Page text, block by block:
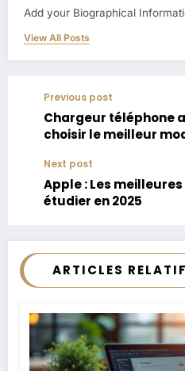
Add your Biographical
View All Posts
Previous post
Chargeur téléphone
choisir le meilleur
Next post
Apple : Les
étudier en 2025
ARTICLES